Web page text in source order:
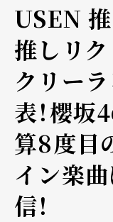
USEN
推しリク
クリー
表！櫻坂
算8度目
イン楽
信！